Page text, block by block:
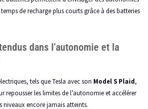
de recharge plus courts grâce à des batteries
dans l’autonomie et la
tels que Tesla avec son Model S Plaid,
repousser les limites de l’autonomie et accélérer
niveaux encore jamais atteints.